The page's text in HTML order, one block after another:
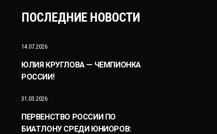
ПОСЛЕДНИЕ НОВОСТИ
14.07.2026
ЮЛИЯ КРУГЛОВА — ЧЕМПИОНКА
РОССИИ!
31.03.2026
ПЕРВЕНСТВО РОССИИ ПО
БИАТЛОНУ СРЕДИ ЮНИОРОВ: